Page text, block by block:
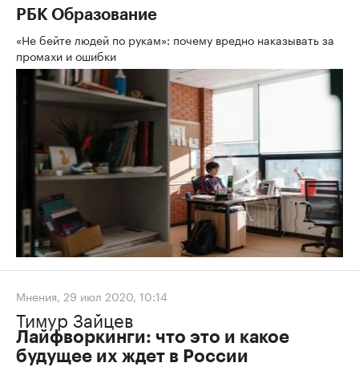
РБК Образование
«Не бейте людей по рукам»: почему вредно наказывать за
промахи и ошибки
Мнения, 29 июл 2020, 10:14
Тимур Зайцев
Лайфворкинги: что это и какое
будущее их ждет в России